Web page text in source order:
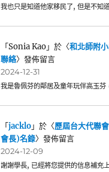
我也只是知道他家移民了, 但是不知
「Sonia Kao」於〈和北師附
聯絡〉發佈留言
2024-12-31
我是魯佩芬的鄰居及童年玩伴高玉
「jacklo」於〈歷屆台大代聯
會長)名錄〉發佈留言
2024-12-09
謝謝學長, 已經將您提供的信息補充